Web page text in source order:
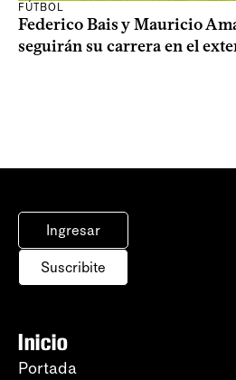
FÚTBOL
Federico Bais y Mauricio
seguirán su carrera en el
Ingresar
Suscribite
Inicio
Portada